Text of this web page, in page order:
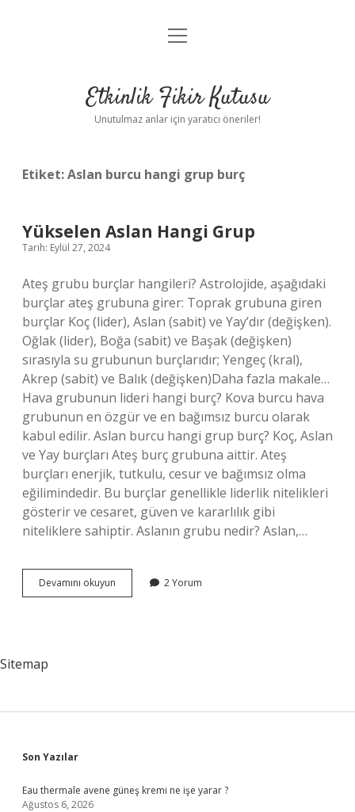
Anasayfa
Yasal Uyarı
menüyü
Etkinlik Fikir Kutusu
Unutulmaz anlar için yaratıcı öneriler!
Etiket:Aslan burcu hangi grup burç
Yükselen Aslan Hangi Grup
Tarih: Eylül 27, 2024
Ateş grubu burçlar hangileri? Astrolojide, aşağıdaki
burçlar ateş grubuna girer: Toprak grubuna giren
burçlar Koç (lider), Aslan (sabit) ve Yay’dır (değişken).
Oğlak (lider), Boğa (sabit) ve Başak (değişken)
sırasıyla su grubunun burçlarıdır; Yengeç (kral),
Akrep (sabit) ve Balık (değişken)Daha fazla makale…
Hava grubunun lideri hangi burç? Kova burcu hava
grubunun en özgür ve en bağımsız burcu olarak
kabul edilir. Aslan burcu hangi grup burç? Koç, Aslan
ve Yay burçları Ateş burç grubuna aittir. Ateş
burçları enerjik, tutkulu, cesur ve bağımsız olma
eğilimindedir. Bu burçlar genellikle liderlik nitelikleri
gösterir ve cesaret, güven ve kararlılık gibi
niteliklere sahiptir. Aslanın grubu nedir? Aslan,…
Devamını okuyun Yükselen
Aslan
2 Yorum
Sitemap
Sidebar
Son Yazılar
Eau thermale avene güneş kremi ne işe yarar ?
Ağustos 6, 2026